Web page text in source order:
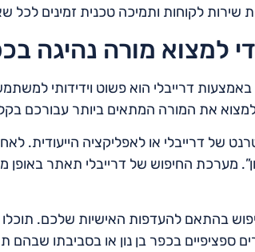
שירות לקוחות ותמיכה טכנית זמינים לכל
למצוא מורה נהיגה
באמצעות דרייבלי הוא פשוט וידידותי
את המורה המתאים ביותר עבורכם
של דרייבלי או לאפליקציה הייעודית.
מערכת החיפוש של דרייבלי תאתר באופן
בהתאם להעדפות האישיות שלכם. תוכלו
ספציפיים בכפר בן נון או בסביבתו